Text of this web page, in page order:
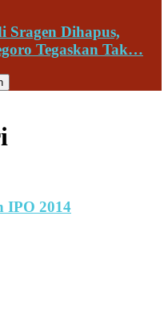
Sragen Dihapus,
Tegaskan Tak…
IPO 2014